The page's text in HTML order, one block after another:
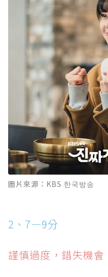
圖片來源：KBS 한국방송
2、7—9分
謹慎過度，錯失機會